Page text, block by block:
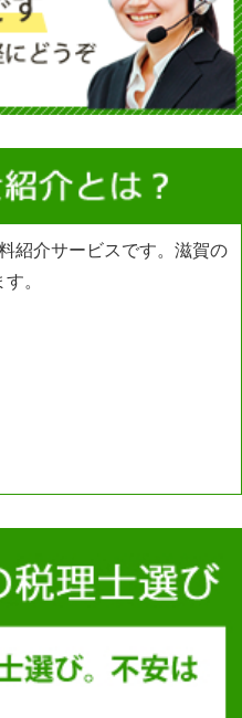
紹介サービスです。滋賀の
。